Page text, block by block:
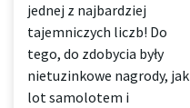
jednej z najbardziej
tajemniczych liczb! Do
tego, do zdobycia były
nietuzinkowe nagrody, jak
lot samolotem i